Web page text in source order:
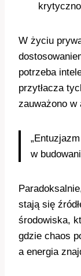
W życiu
potrzeba
przytłacza
zauważono w
w
stają się
środowiska,
gdzie chaos
a energia